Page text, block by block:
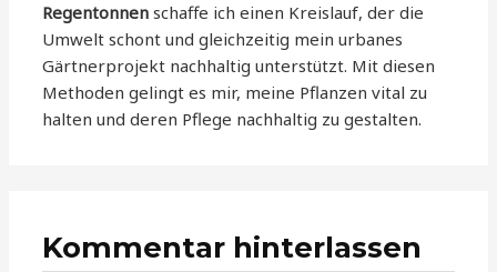
Regentonnen schaffe ich einen Kreislauf, der die
Umwelt schont und gleichzeitig mein urbanes
Gärtnerprojekt nachhaltig unterstützt. Mit diesen
Methoden gelingt es mir, meine Pflanzen vital zu
halten und deren Pflege nachhaltig zu gestalten.
Kommentar hinterlassen